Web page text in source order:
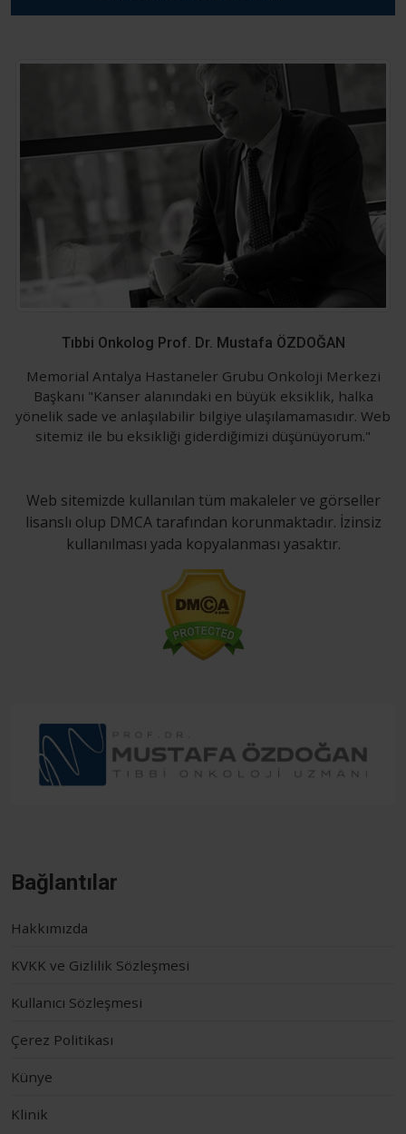
Tıbbi Onkolog Prof. Dr. Mustafa ÖZDOĞAN
Memorial Antalya Hastaneler Grubu Onkoloji Merkezi
Başkanı "Kanser alanındaki en büyük eksiklik, halka
yönelik sade ve anlaşılabilir bilgiye ulaşılamamasıdır. Web
sitemiz ile bu eksikliği giderdiğimizi düşünüyorum."
Web sitemizde kullanılan tüm makaleler ve görseller
lisanslı olup DMCA tarafından korunmaktadır. İzinsiz
kullanılması yada kopyalanması yasaktır.
Bağlantılar
Hakkımızda
KVKK ve Gizlilik Sözleşmesi
Kullanıcı Sözleşmesi
Çerez Politikası
Künye
Klinik